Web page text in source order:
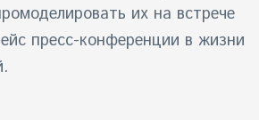
их на встрече
пресс-конференции в жизни